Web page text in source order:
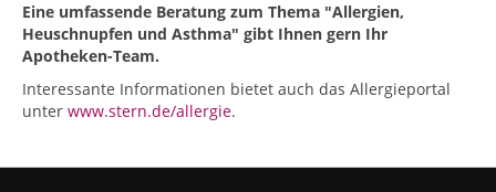
Eine umfassende Beratung zum Thema "Allergien,
Heuschnupfen und Asthma" gibt Ihnen gern Ihr
Apotheken-Team.
Interessante Informationen bietet auch das Allergieportal
unter www.stern.de/allergie.